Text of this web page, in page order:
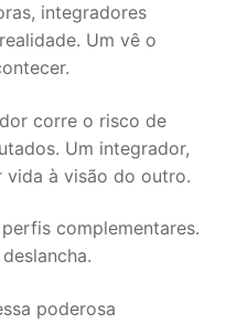
integradores
Um vê o
corre o risco de
Um integrador,
vida à visão do outro.
complementares.
poderosa